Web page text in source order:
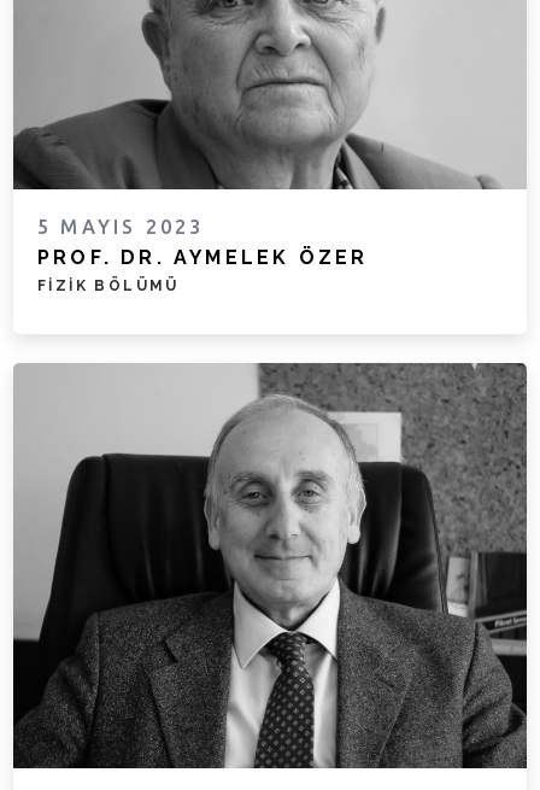
5 MAYIS 2023
PROF. DR. AYMELEK ÖZER
FIZIK BÖLÜMÜ